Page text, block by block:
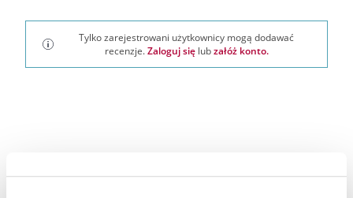
Tylko zarejestrowani użytkownicy mogą dodawać
recenzje.Zaloguj sięlubzałóż konto.